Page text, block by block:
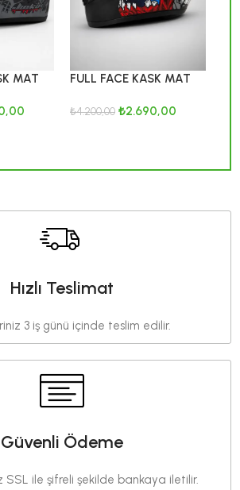
MAT
FULL FACE KASK MAT
₺4.200,00 ₺2.690,00
Hızlı Teslimat
3 iş günü içinde teslim edilir.
Güvenli Ödeme
SSL ile şifreli şekilde bankaya iletilir.